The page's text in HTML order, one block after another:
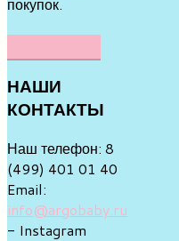
НАШИ
КОНТАКТЫ
Наш телефон: 8
(499) 401 01 40
Email:
info@argobaby.ru
- Instagram